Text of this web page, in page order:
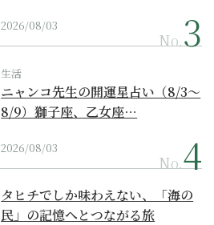
2026/08/03
No.
生活
ニャンコ先生の開運星占い（8/3～
8/9）獅子座、乙女座…
2026/08/03
No.
タヒチでしか味わえない、「海の
民」の記憶へとつながる旅